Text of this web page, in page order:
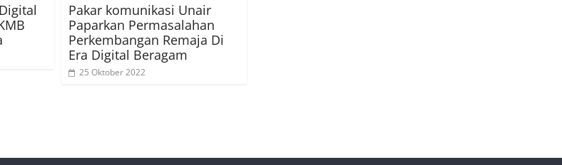
Pakar komunikasi Unair
Paparkan Permasalahan
Perkembangan Remaja Di
Era Digital Beragam
25 Oktober 2022